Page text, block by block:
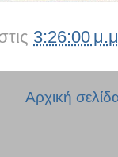
3:26:00
Αρχική